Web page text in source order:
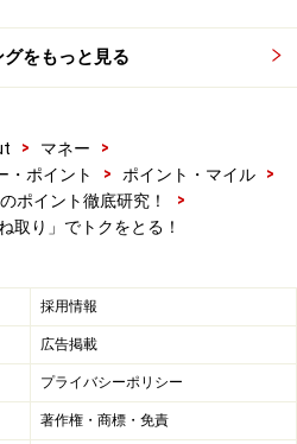
グをもっと見る
> マネー
>
・ポイント
> ポイント・マイル
>
ポイント徹底研究！
>
取り」でトクをとる！
採用情報
広告掲載
プライバシーポリシー
著作権・商標・免責